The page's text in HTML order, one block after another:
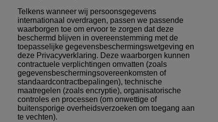
Telkens wanneer wij persoonsgegevens
internationaal overdragen, passen we passende
waarborgen toe om ervoor te zorgen dat deze
beschermd blijven in overeenstemming met de
toepasselijke gegevensbeschermingswetgeving en
deze Privacyverklaring. Deze waarborgen kunnen
contractuele verplichtingen omvatten (zoals
gegevensbeschermingsovereenkomsten of
standaardcontractbepalingen), technische
maatregelen (zoals encryptie), organisatorische
controles en processen (om onwettige of
buitensporige overheidsverzoeken om toegang aan
te vechten).